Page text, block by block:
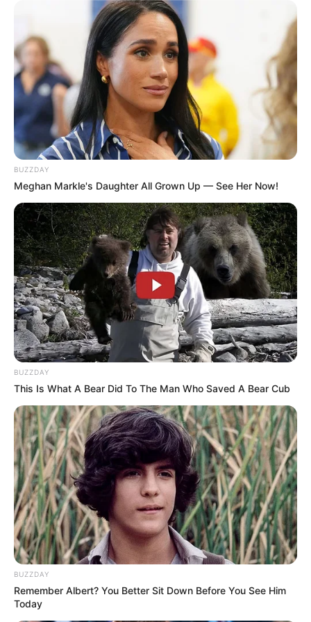
(foto: viki)
PD Yoo Je Won didapuk untuk menjadi sutradara utama dari
drama ini. Ia telah menyutradarai banyak drama hits tvN. Sebut
saja, “Tomorrow With You” dan “Oh My Ghost”.
Karena drama ini akan dibawakan oleh tvN, tidak perlu diragukan
lagi akan ada plot unik yang mampu membuat kamu penasaran
hingga akhir episode.
6. Hubungan yang unik antar karakternya
BUZZDAY
Meghan Markle's Daughter All Grown Up — See Her Now!
BUZZDAY
This Is What A Bear Did To The Man Who Saved A Bear Cub
BUZZDAY
Remember Albert? You Better Sit Down Before You See Him
Today